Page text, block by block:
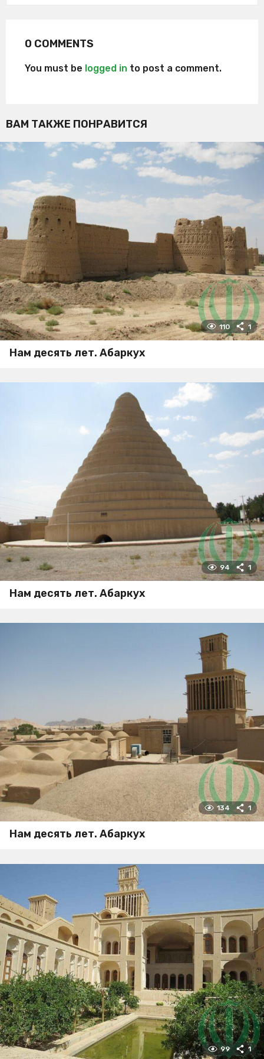
0 COMMENTS
You must be logged in to post a comment.
ВАМ ТАКЖЕ ПОНРАВИТСЯ
110 1
Нам десять лет. Абаркух
94 1
Нам десять лет. Абаркух
134 1
Нам десять лет. Абаркух
99 1